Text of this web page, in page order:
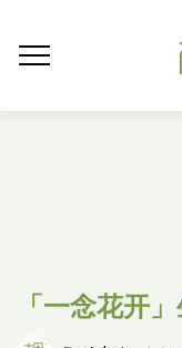
「一念花开